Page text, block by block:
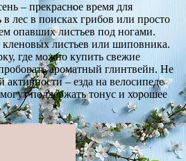
– прекрасное время для
лес в поисках грибов или просто
опавших листьев под ногами.
кленовых листьев или шиповника.
где можно купить свежие
ароматный глинтвейн. Не
активности – езда на велосипеде
поддержать тонус и хорошее